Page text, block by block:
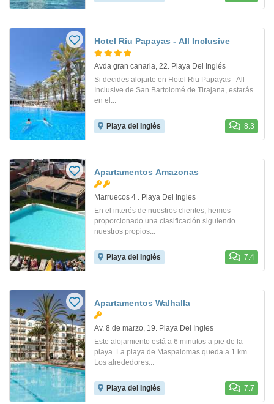
Hotel Riu Papayas - All Inclusive
Avda gran canaria, 22. Playa Del Inglés
Si decides alojarte en Hotel Riu Papayas - All
Inclusive de San Bartolomé de Tirajana, estarás
en el...
Playa del Inglés 8.3
Apartamentos Amazonas
Marruecos 4 . Playa Del Ingles
En el interés de nuestros clientes, hemos
proporcionado una clasificación siguiendo
nuestros propios...
Playa del Inglés 7.4
Apartamentos Walhalla
Av. 8 de marzo, 19. Playa Del Ingles
Este alojamiento está a 6 minutos a pie de la
playa. La playa de Maspalomas queda a 1 km.
Los alrededores...
Playa del Inglés 7.7